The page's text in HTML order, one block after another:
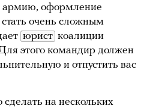
армию, оформление
очень сложным
юрист коалиции
этого командир должен
и отпустить вас
на нескольких